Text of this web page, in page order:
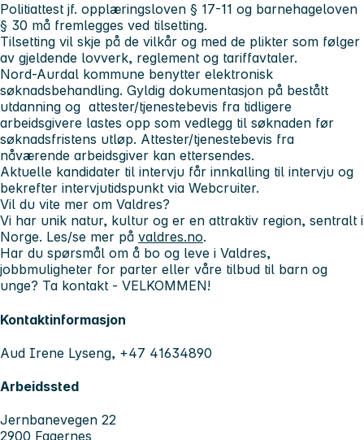
Politiattest jf. opplæringsloven § 17-11 og barnehageloven
§ 30 må fremlegges ved tilsetting.
Tilsetting vil skje på de vilkår og med de plikter som følger
av gjeldende lovverk, reglement og tariffavtaler.
Nord-Aurdal kommune benytter elektronisk
søknadsbehandling. Gyldig dokumentasjon på bestått
utdanning og attester/tjenestebevis fra tidligere
arbeidsgivere lastes opp som vedlegg til søknaden før
søknadsfristens utløp. Attester/tjenestebevis fra
nåværende arbeidsgiver kan ettersendes.
Aktuelle kandidater til intervju får innkalling til intervju og
bekrefter intervjutidspunkt via Webcruiter.
Vil du vite mer om Valdres?
Vi har unik natur, kultur og er en attraktiv region, sentralt i
Norge. Les/se mer på valdres.no.
Har du spørsmål om å bo og leve i Valdres,
jobbmuligheter for parter eller våre tilbud til barn og
unge? Ta kontakt - VELKOMMEN!
Kontaktinformasjon
Aud Irene Lyseng, +47 41634890
Arbeidssted
Jernbanevegen 22
2900 Fagernes